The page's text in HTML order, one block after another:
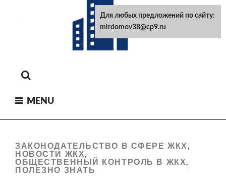
MENU
ЗАКОНОДАТЕЛЬСТВО В СФЕРЕ ЖКХ ,
НОВОСТИ ЖКХ,
ОБЩЕСТВЕННЫЙ КОНТРОЛЬ В ЖКХ,
ПОЛЕЗНО ЗНАТЬ
Для любых предложений по сайту:
mirdomov38@cp9.ru